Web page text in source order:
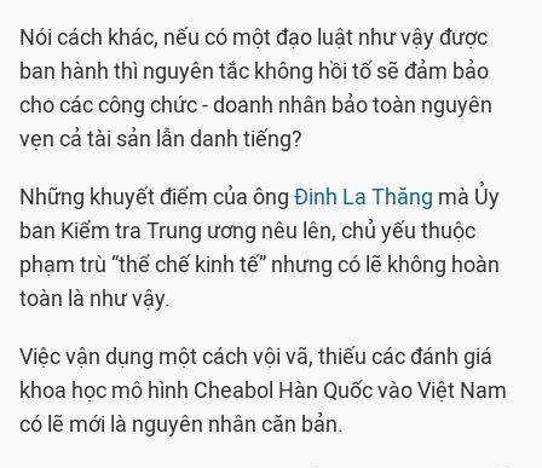
Nói cách khác, nếu có một đạo luật như vậy được
ban hành thì nguyên tắc không hồi tố sẽ đảm bảo
cho các công chức - doanh nhân bảo toàn nguyên
vẹn cả tài sản lẫn danh tiếng?
Những khuyết điểm của ông Đinh La Thăng mà Ủy
ban Kiểm tra Trung ương nêu lên, chủ yếu thuộc
phạm trù “thể chế kinh tế” nhưng có lẽ không hoàn
toàn là như vậy.
Việc vận dụng một cách vội vã, thiếu các đánh giá
khoa học mô hình Cheabol Hàn Quốc vào Việt Nam
có lẽ mới là nguyên nhân căn bản.